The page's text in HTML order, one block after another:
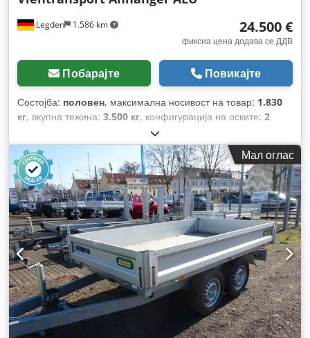
Legden 1.586 km 24.500 €
фиксна цена додава се ДДВ
Побарајте Повикајте
Состојба: половен, максимална носивост на товар: 1.830
кг, вкупна тежина: 3.500 кг, конфигурација на оските: 2
02/2024
01/2028, должина на товарниот простор:5.060 мм, ширина
на товарниот простор:
1.953 мм, висина на просторот за
товарење:
2.011 мм, вкупна должина:6.950 мм, вкупна
ширина:2.520 мм, вкупна висина:2.570 мм, Опрема:ABS,
Мал оглас